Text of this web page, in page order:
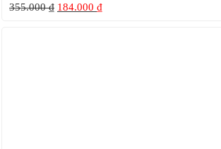
355.000₫ 184.000 ₫